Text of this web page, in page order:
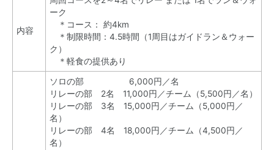
内容
ーク
＊コース： 約4km
＊制限時間：4.5時間（1周目はガイドラン＆ウォー
ク）
＊軽食の提供あり
ソロの部 6,000円／名
リレーの部 2名 11,000円／チーム（5,500円／名）
リレーの部 3名 15,000円／チーム（5,000円／
名）
リレーの部 4名 18,000円／チーム（4,500円／
名）